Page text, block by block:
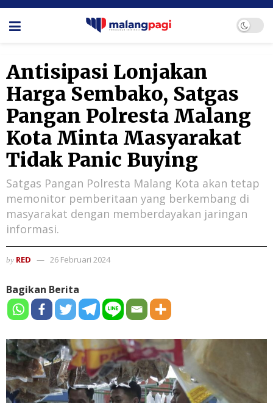
Antisipasi Lonjakan
Harga Sembako, Satgas
Pangan Polresta Malang
Kota Minta Masyarakat
Tidak Panic Buying
Satgas Pangan Polresta Malang Kota akan tetap
memonitor pemberitaan yang berkembang di
masyarakat dengan memberdayakan jaringan
informasi.
by RED 26 Februari 2024
Bagikan Berita